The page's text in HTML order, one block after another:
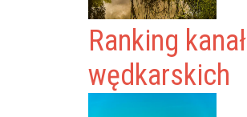
Ranking
wędkarskich